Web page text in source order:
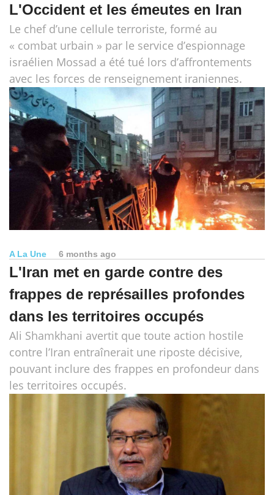
L'Occident et les émeutes en Iran
Le chef d’une cellule terroriste, formé au
« combat urbain » par le service d’espionnage
israélien Mossad a été tué lors d’affrontements
avec les forces de renseignement iraniennes.
A La Une 6 months ago
L'Iran met en garde contre des
frappes de représailles profondes
dans les territoires occupés
Ali Shamkhani avertit que toute action hostile
contre l’Iran entraînerait une riposte décisive,
pouvant inclure des frappes en profondeur dans
les territoires occupés.